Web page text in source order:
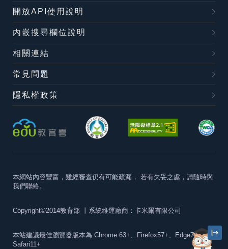
開放API使用說明
內嵌搜尋欄位說明
相關連結
常見問題
隱私權政策
本網站內容豐富，雖經審查仍有可能疏漏， 若有欠妥之處，請隨時與
我們聯絡。
Copyright©2014教育部 丨系統維運廠商：卡米爾有限公司
本站建議最佳瀏覽器版本為 Chrome 63+、Firefox57+、Edge79+及
Safari11+